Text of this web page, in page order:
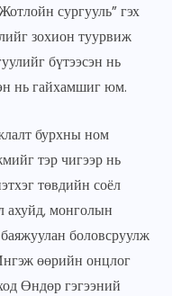
сургууль” гэх
зохион туурвиж
бүтээсэн нь
нь гайхамшиг юм.
бурхны ном
тэр чигээр нь
төвдийн соёл
ахуйд, монголын
боловсруулж
өөрийн онцлог
Өндөр гэгээний